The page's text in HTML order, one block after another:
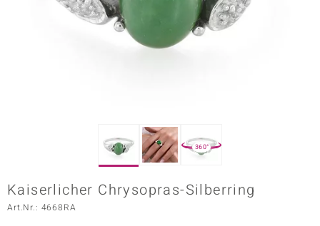
360°
Kaiserlicher Chrysopras-Silberring
Art.Nr.: 4668RA